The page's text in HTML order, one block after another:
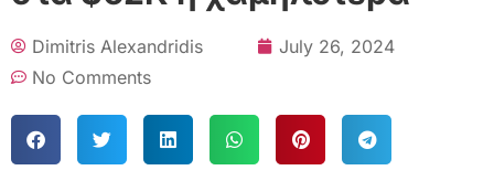
Dimitris Alexandridis
July 26, 2024
No Comments